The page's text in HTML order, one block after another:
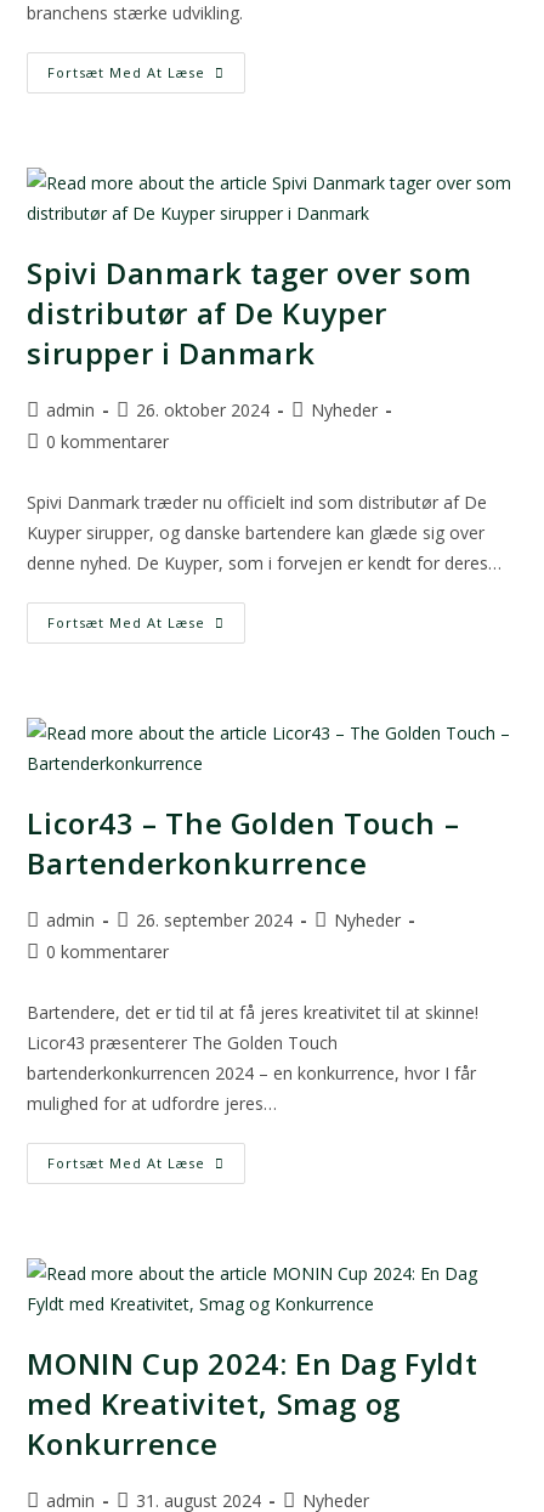
branchens stærke udvikling.
Fortsæt Med At Læse
Spivi Danmark tager over som
distributør af De Kuyper
sirupper i Danmark
admin 26. oktober 2024
Nyheder
0 kommentarer
Spivi Danmark træder nu officielt ind som distributør af De
Kuyper sirupper, og danske bartendere kan glæde sig over
denne nyhed. De Kuyper, som i forvejen er kendt for deres…
Fortsæt Med At Læse
Licor43 – The Golden Touch –
Bartenderkonkurrence
admin 26. september 2024
Nyheder
0 kommentarer
Bartendere, det er tid til at få jeres kreativitet til at skinne!
Licor43 præsenterer The Golden Touch
bartenderkonkurrencen 2024 – en konkurrence, hvor I får
mulighed for at udfordre jeres…
Fortsæt Med At Læse
MONIN Cup 2024: En Dag Fyldt
med Kreativitet, Smag og
Konkurrence
admin 31. august 2024 Nyheder